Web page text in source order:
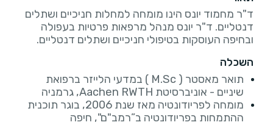
ד"ר מחמוד יונס הינו מומחה למחלות חניכיים ושתלים
דנטליים. ד"ר יונס מנהל מרפאות פרטיות בעפולה
ובחיפה העוסקות בטיפולי חניכיים ושתלים דנטליים.
השכלה
תואר מאסטר ( M.Sc ) במדעי הלייזר ברפואת
שיניים - אוניברסיטת Aachen RWTH, גרמניה
מומחה לפריודונטיה מאז שנת 2006, בוגר תוכנית
ההתמחות בפריודונטיה ב”רמב"ם", חיפה